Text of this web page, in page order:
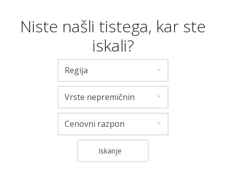
Niste našli tistega, kar ste
iskali?
Regija
Vrste nepremičnin
Cenovni razpon